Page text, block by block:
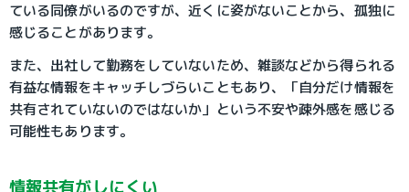
ている同僚がいるのですが、近くに姿がないことから、孤独に
感じることがあります。
また、出社して勤務をしていないため、雑談などから得られる
有益な情報をキャッチしづらいこともあり、「自分だけ情報を
共有されていないのではないか」という不安や疎外感を感じる
可能性もあります。
情報共有がしにくい